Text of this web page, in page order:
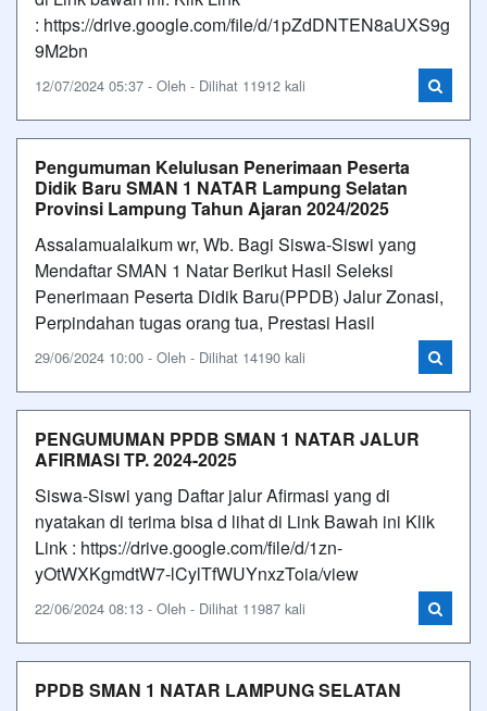
: https://drive.google.com/file/d/1pZdDNTEN8aUXS9g
9M2bn
12/07/2024 05:37 - Oleh - Dilihat 11912 kali
Pengumuman Kelulusan Penerimaan Peserta
Didik Baru SMAN 1 NATAR Lampung Selatan
Provinsi Lampung Tahun Ajaran 2024/2025
Assalamualaikum wr, Wb. Bagi Siswa-Siswi yang
Mendaftar SMAN 1 Natar Berikut Hasil Seleksi
Penerimaan Peserta Didik Baru(PPDB) Jalur Zonasi,
Perpindahan tugas orang tua, Prestasi Hasil
29/06/2024 10:00 - Oleh - Dilihat 14190 kali
PENGUMUMAN PPDB SMAN 1 NATAR JALUR
AFIRMASI TP. 2024-2025
Siswa-Siswi yang Daftar jalur Afirmasi yang di
nyatakan di terima bisa d lihat di Link Bawah ini Klik
Link : https://drive.google.com/file/d/1zn-
yOtWXKgmdtW7-lCylTfWUYnxzToia/view
22/06/2024 08:13 - Oleh - Dilihat 11987 kali
PPDB SMAN 1 NATAR LAMPUNG SELATAN